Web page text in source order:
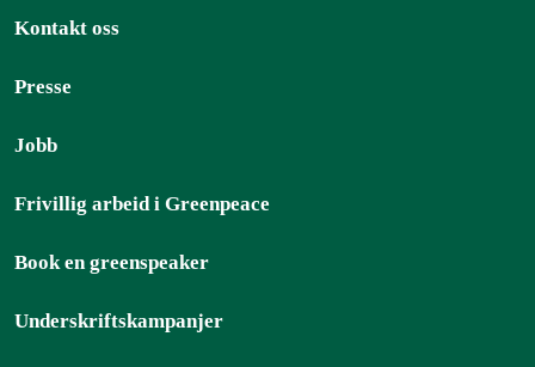
Kontakt oss
Presse
Jobb
Frivillig arbeid i Greenpeace
Book en greenspeaker
Underskriftskampanjer